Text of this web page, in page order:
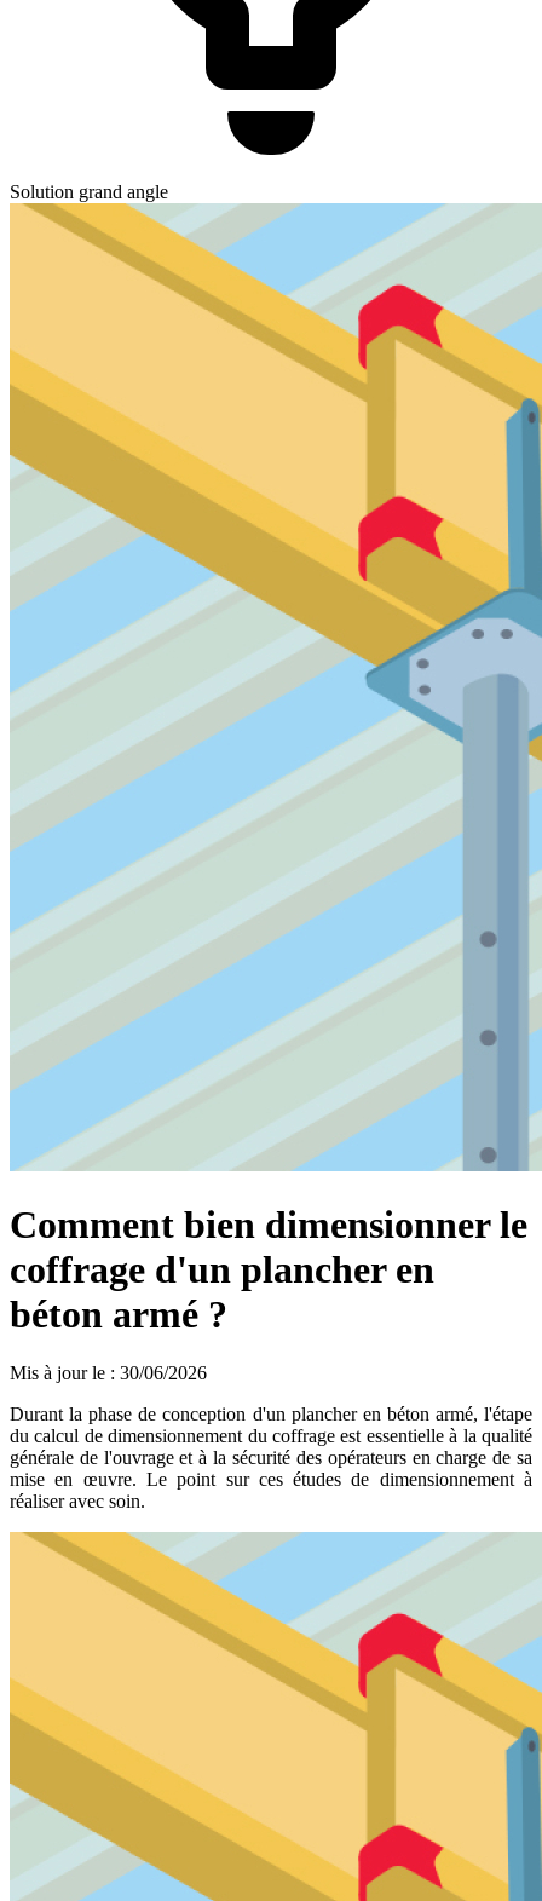
Solution grand angle
Comment bien dimensionner le
coffrage d'un plancher en
béton armé ?
Mis à jour le : 30/06/2026
Durant la phase de conception d'un plancher en béton armé, l'étape
du calcul de dimensionnement du coffrage est essentielle à la qualité
générale de l'ouvrage et à la sécurité des opérateurs en charge de sa
mise en œuvre. Le point sur ces études de dimensionnement à
réaliser avec soin.